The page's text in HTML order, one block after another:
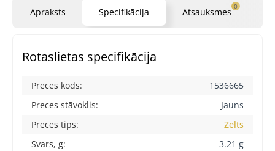
Apraksts Specifikācija Atsauksmes 0
Rotaslietas specifikācija
Preces kods:
1536665
Preces stāvoklis:
Jauns
Preces tips:
Zelts
Svars, g:
3.21 g